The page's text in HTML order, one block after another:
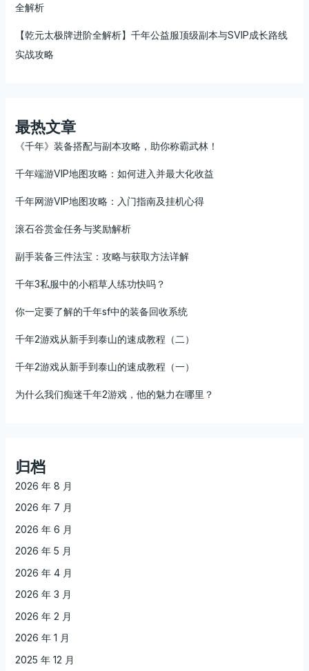
全解析
【乾元太极牌进阶全解析】千年公益服顶级副本与SVIP成长路线
实战攻略
最热文章
《千年》装备搭配与副本攻略，助你称霸武林！
千年端游VIP地图攻略：如何进入并最大化收益
千年网游VIP地图攻略：入门指南及挂机心得
滚石谷赏金任务与奖励解析
副手装备三件法宝：攻略与获取方法详解
千年3私服中的小稻草人练功快吗？
你一定要了解的千年sf中的装备回收系统
千年2游戏从新手到泰山的速成教程（二）
千年2游戏从新手到泰山的速成教程（一）
为什么我们痴迷千年2游戏，他的魅力在哪里？
归档
2026 年 8 月
2026 年 7 月
2026 年 6 月
2026 年 5 月
2026 年 4 月
2026 年 3 月
2026 年 2 月
2026 年 1 月
2025 年 12 月